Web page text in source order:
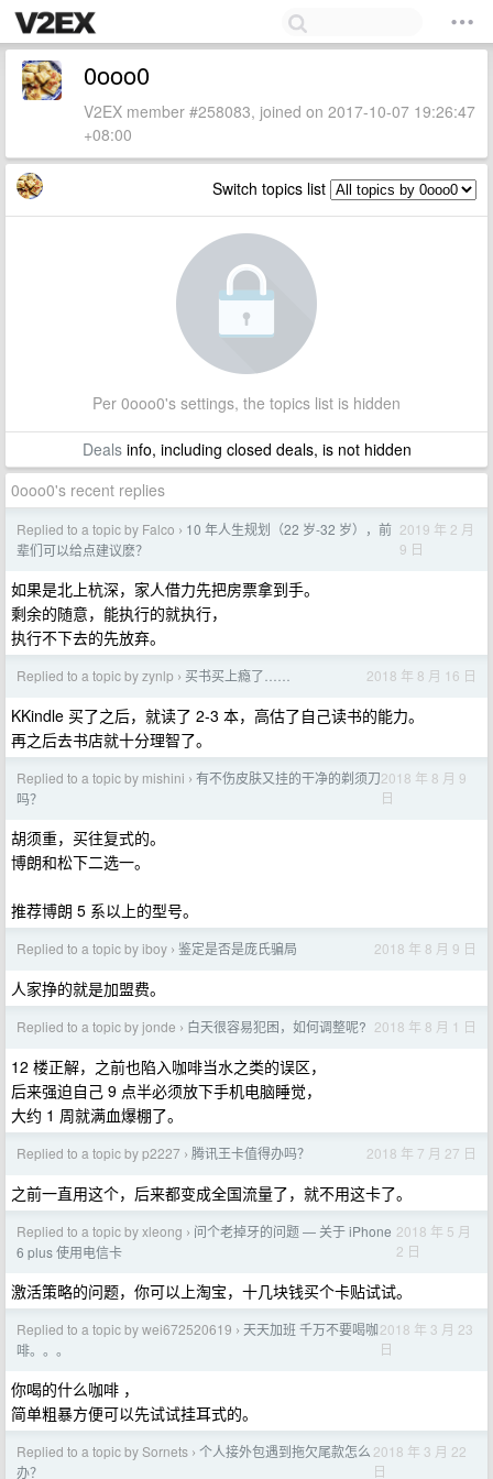
0ooo0
V2EX member #258083, joined on 2017-10-07 19:26:47
+08:00
Switch topics list
Per 0ooo0's settings, the topics list is hidden
Dealsinfo, including closed deals, is not hidden
0ooo0's recent replies
Replied to a topic by Falco › 10 年人生规划（22 岁-32 岁），前
辈们可以给点建议麽？
2019 年 2 月
9 日
如果是北上杭深，家人借力先把房票拿到手。
剩余的随意，能执行的就执行，
执行不下去的先放弃。
Replied to a topic by zynlp › 买书买上瘾了…… 2018 年 8 月 16 日
KKindle 买了之后，就读了 2-3 本，高估了自己读书的能力。
再之后去书店就十分理智了。
Replied to a topic by mishini › 有不伤皮肤又挂的干净的剃须刀
吗？
2018 年 8 月 9
日
胡须重，买往复式的。
博朗和松下二选一。
推荐博朗 5 系以上的型号。
Replied to a topic by iboy › 鉴定是否是庞氏骗局 2018 年 8 月 9 日
人家挣的就是加盟费。
Replied to a topic by jonde › 白天很容易犯困，如何调整呢? 2018 年 8 月 1 日
12 楼正解，之前也陷入咖啡当水之类的误区，
后来强迫自己 9 点半必须放下手机电脑睡觉，
大约 1 周就满血爆棚了。
Replied to a topic by p2227 › 腾讯王卡值得办吗？ 2018 年 7 月 27 日
之前一直用这个，后来都变成全国流量了，就不用这卡了。
Replied to a topic by xleong › 问个老掉牙的问题 — 关于 iPhone
6 plus 使用电信卡
2018 年 5 月
2 日
激活策略的问题，你可以上淘宝，十几块钱买个卡贴试试。
Replied to a topic by wei672520619 › 天天加班 千万不要喝咖
啡。。。
2018 年 3 月 23
日
你喝的什么咖啡 ，
简单粗暴方便可以先试试挂耳式的。
Replied to a topic by Sornets › 个人接外包遇到拖欠尾款怎么
办？
2018 年 3 月 22
日